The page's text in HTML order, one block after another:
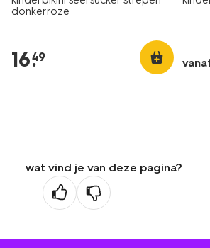
donkerroze
16.
49
wat vind je van deze pagina?